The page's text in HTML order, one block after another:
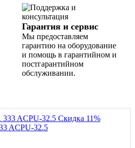
Гарантия и сервис
Мы предоставляем
гарантию на оборудование
и помощь в гарантийном и
постгарантийном
обслуживании.
Скидка 11%
ACPU-32.5